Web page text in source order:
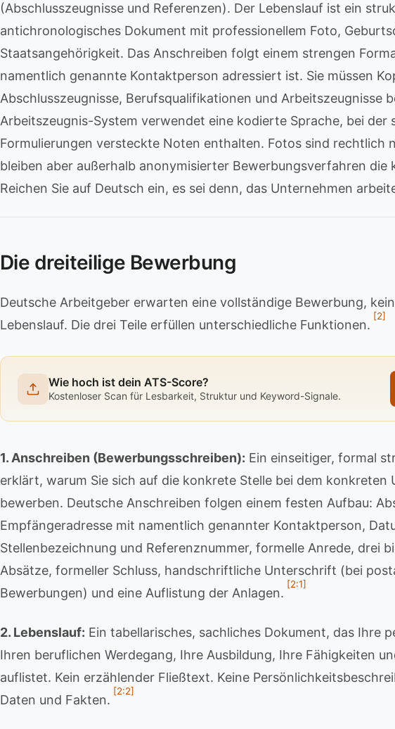
(Abschlusszeugnisse und Referenzen). Der Lebenslauf ist ein
antichronologisches Dokument mit professionellem Foto,
Staatsangehörigkeit. Das Anschreiben folgt einem strengen
namentlich genannte Kontaktperson adressiert ist. Sie müssen
Abschlusszeugnisse, Berufsqualifikationen und Arbeitszeugnisse
Arbeitszeugnis-System verwendet eine kodierte Sprache, bei der
Formulierungen versteckte Noten enthalten. Fotos sind rechtlich
bleiben aber außerhalb anonymisierter Bewerbungsverfahren die
Reichen Sie auf Deutsch ein, es sei denn, das Unternehmen
Die dreiteilige Bewerbung
Deutsche Arbeitgeber erwarten eine vollständige Bewerbung,
Lebenslauf. Die drei Teile erfüllen unterschiedliche Funktionen.
[2]
Wie hoch ist dein ATS-Score?
Kostenloser Scan für Lesbarkeit, Struktur und Keyword-Signale.
1. Anschreiben (Bewerbungsschreiben): Ein einseitiger, formal
erklärt, warum Sie sich auf die konkrete Stelle bei dem konkreten
bewerben. Deutsche Anschreiben folgen einem festen Aufbau:
Empfängeradresse mit namentlich genannter Kontaktperson,
Stellenbezeichnung und Referenznummer, formelle Anrede, drei
Absätze, formeller Schluss, handschriftliche Unterschrift (bei
Bewerbungen) und eine Auflistung der Anlagen.
[2:1]
2. Lebenslauf: Ein tabellarisches, sachliches Dokument, das Ihre
Ihren beruflichen Werdegang, Ihre Ausbildung, Ihre Fähigkeiten
auflistet. Kein erzählender Fließtext. Keine
Daten und Fakten.
[2:2]